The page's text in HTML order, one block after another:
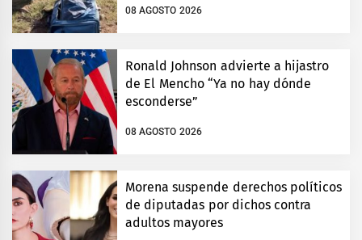
08 AGOSTO 2026
Ronald Johnson advierte a hijastro
de El Mencho “Ya no hay dónde
esconderse”
08 AGOSTO 2026
Morena suspende derechos políticos
de diputadas por dichos contra
adultos mayores